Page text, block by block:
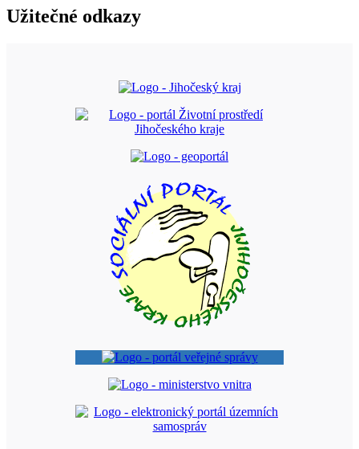
Užitečné odkazy